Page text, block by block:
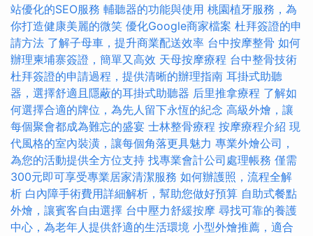
站優化的SEO服務 輔聽器的功能與使用 桃園植牙服務，為
你打造健康美麗的微笑 優化Google商家檔案 杜拜簽證的申
請方法 了解子母車，提升商業配送效率 台中按摩整骨 如何
辦理柬埔寨簽證，簡單又高效 天母按摩療程 台中整骨技術
杜拜簽證的申請過程，提供清晰的辦理指南 耳掛式助聽
器，選擇舒適且隱蔽的耳掛式助聽器 后里推拿療程 了解如
何選擇合適的牌位，為先人留下永恆的紀念 高級外燴，讓
每個聚會都成為難忘的盛宴 士林整骨療程 按摩療程介紹 現
代風格的室內裝潢，讓每個角落更具魅力 專業外燴公司，
為您的活動提供全方位支持 找專業會計公司處理帳務 僅需
300元即可享受專業居家清潔服務 如何辦護照，流程全解
析 白內障手術費用詳細解析，幫助您做好預算 自助式餐點
外燴，讓賓客自由選擇 台中壓力舒緩按摩 尋找可靠的養護
中心，為老年人提供舒適的生活環境 小型外燴推薦，適合